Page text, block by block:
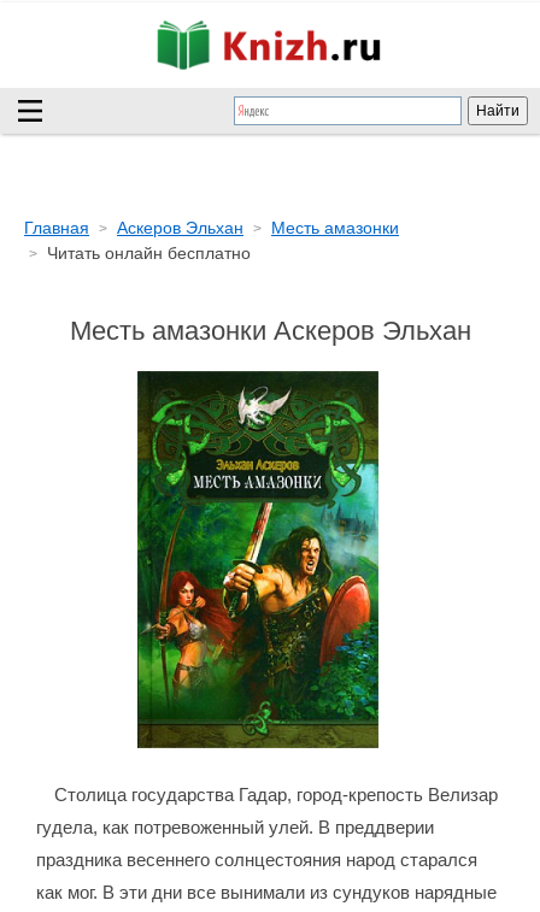
Главная Аскеров Эльхан
Месть амазонки
Читать онлайн бесплатно
Месть амазонки Аскеров Эльхан
Столица государства Гадар, город-крепость Велизар
гудела, как потревоженный улей. В преддверии
праздника весеннего солнцестояния народ старался
как мог. В эти дни все вынимали из сундуков нарядные